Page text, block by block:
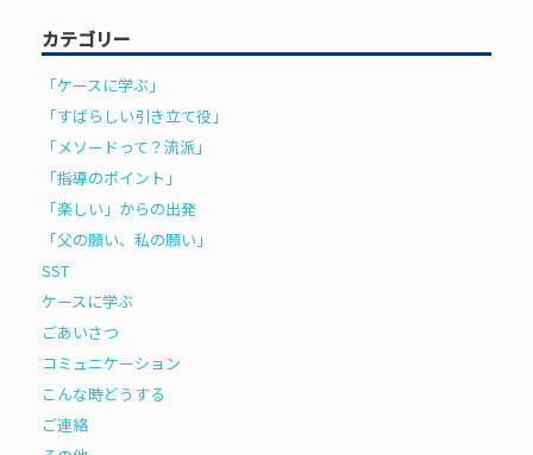
カテゴリー
「ケースに学ぶ」
「すばらしい引き立て役」
「メソードって？流派」
「指導のポイント」
「楽しい」からの出発
「父の願い、私の願い」
SST
ケースに学ぶ
ごあいさつ
コミュニケーション
こんな時どうする
ご連絡